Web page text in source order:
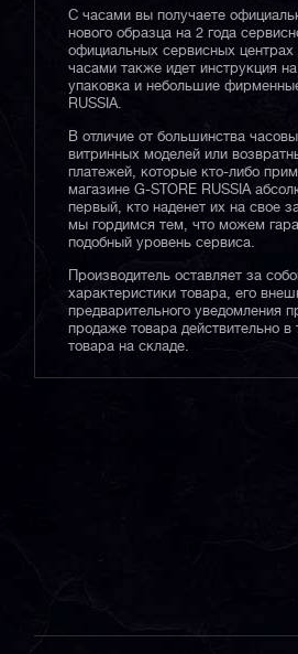
С часами вы получаете
нового образца на 2 года
официальных сервисных
часами также идет инструкция
упаковка и небольшие
RUSSIA.
В отличие от большинства
витринных моделей или
платежей, которые кто-либо
магазине G-STORE RUSSIA
первый, кто наденет их на свое
мы гордимся тем, что можем
подобный уровень сервиса.
Производитель оставляет за
характеристики товара, его
предварительного уведомления
продаже товара действительно в
товара на складе.